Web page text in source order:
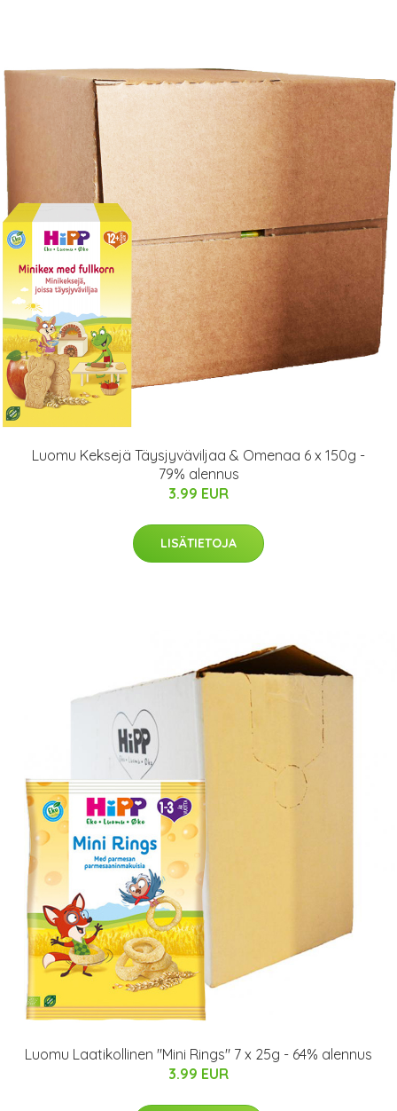
Luomu Keksejä Täysjyväviljaa & Omenaa 6 x 150g -
79% alennus
3.99 EUR
LISÄTIETOJA
Luomu Laatikollinen "Mini Rings" 7 x 25g - 64% alennus
3.99 EUR